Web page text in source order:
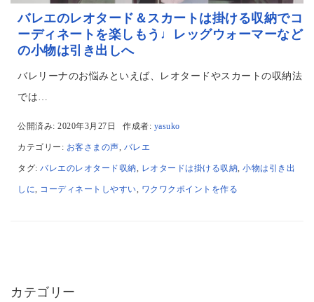
バレエのレオタード＆スカートは掛ける収納でコ
ーディネートを楽しもう♩レッグウォーマーなど
の小物は引き出しへ
バレリーナのお悩みといえば、レオタードやスカートの収納法
では…
公開済み: 2020年3月27日 作成者: yasuko
カテゴリー: お客さまの声, バレエ
タグ: バレエのレオタード収納, レオタードは掛ける収納, 小物は引き出
しに, コーディネートしやすい, ワクワクポイントを作る
カテゴリー